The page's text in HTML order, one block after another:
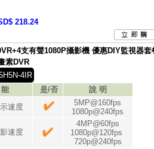
218.24
支有聲1080P攝影機 優惠DIY監視器套
素DVR
4IR
是/否
說 明
速度
5MP@160fps
1080p@240fps
速度
4MP@60fps
1080p@120fps
720p@240fps